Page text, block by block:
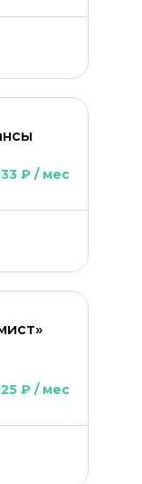
₽ / мес
₽ / мес